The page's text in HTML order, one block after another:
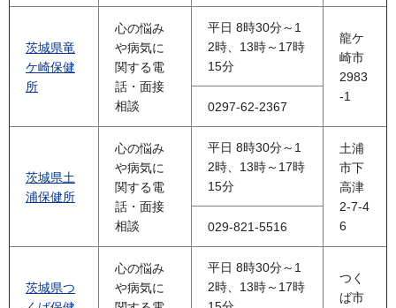
茨城県竜
ケ崎保健
所
心の悩み
や病気に
関する電
話・面接
相談
平日 8時30分～1
2時、13時～17時
15分
龍ケ
崎市
2983
-1
0297-62-2367
茨城県土
浦保健所
心の悩み
や病気に
関する電
話・面接
相談
平日 8時30分～1
2時、13時～17時
15分
土浦
市下
高津
2-7-4
6
029-821-5516
茨城県つ
心の悩み
や病気に
平日 8時30分～1
2時、13時～17時
つく
ば市